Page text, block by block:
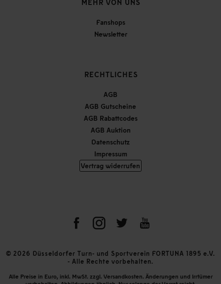
MEHR VON UNS
Fanshops
Newsletter
RECHTLICHES
AGB
AGB Gutscheine
AGB Rabattcodes
AGB Auktion
Datenschutz
Impressum
Vertrag widerrufen
© 2026 Düsseldorfer Turn- und Sportverein FORTUNA 1895 e.V.
- Alle Rechte vorbehalten.
Alle Preise in Euro, inkl. MwSt. zzgl. Versandkosten. Änderungen und Irrtümer